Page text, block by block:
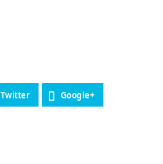
Twitter Google+